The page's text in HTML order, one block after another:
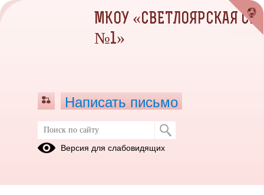
Новости
Неделя психологии
МКОУ «СВЕТЛОЯРСКАЯ СШ
№1»
Написать письмо
Версия для слабовидящих